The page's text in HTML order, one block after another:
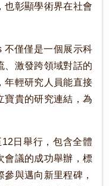
也彰顯學術界在社會
不僅僅是一個展示科
、激發跨領域對話的
年輕研究人員能直接
寶貴的研究連結，為
日舉行，包含全體
會議的成功舉辦，標
與邁向新里程碑，